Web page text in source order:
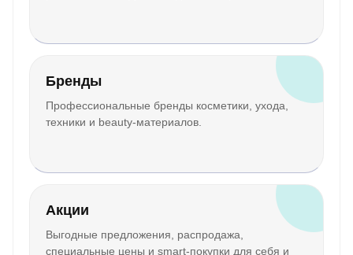
Бренды
Профессиональные бренды косметики, ухода,
техники и beauty-материалов.
Акции
Выгодные предложения, распродажа,
специальные цены и smart-покупки для себя и